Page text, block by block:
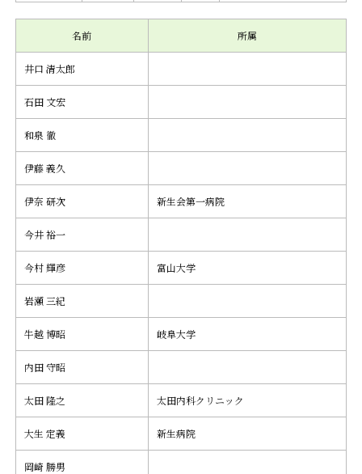
名前 所属
井口 清太郎
石田 文宏
和泉 徹
伊藤 義久
伊奈 研次 新生会第一病院
今井 裕一
今村 輝彦 富山大学
岩瀬 三紀
牛越 博昭 岐阜大学
内田 守昭
太田 隆之 太田内科クリニック
大生 定義 新生病院
岡崎 勝男